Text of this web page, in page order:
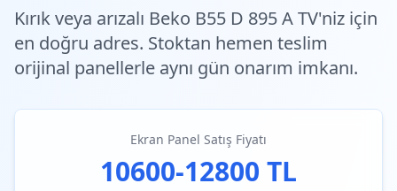
Kırık veya arızalı Beko B55 D 895 A TV'niz için
en doğru adres. Stoktan hemen teslim
orijinal panellerle aynı gün onarım imkanı.
Ekran Panel Satış Fiyatı
10600-12800 TL